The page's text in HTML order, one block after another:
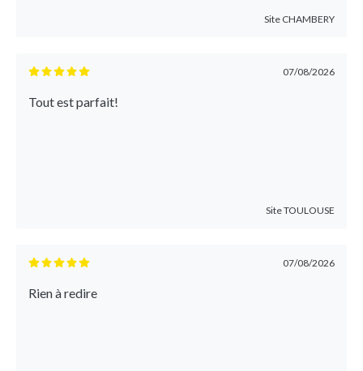
Site CHAMBERY
07/08/2026
Tout est parfait!
SiteTOULOUSE
07/08/2026
Rien à redire